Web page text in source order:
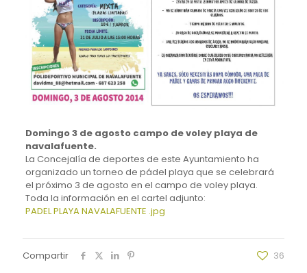
Domingo 3 de agosto campo de voley playa de
navalafuente.
La Concejalía de deportes de este Ayuntamiento ha
organizado un torneo de pádel playa que se celebrará
el próximo 3 de agosto en el campo de voley playa.
Toda la información en el cartel adjunto:
PADEL PLAYA NAVALAFUENTE .jpg
Compartir 36